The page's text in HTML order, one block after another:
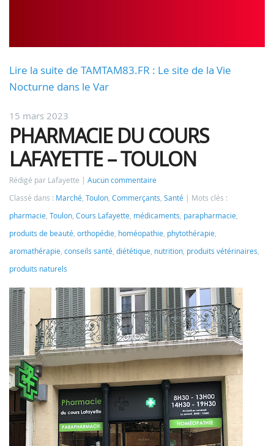
Lire la suite de TAMTAM83.FR : Le site de la Vie
Nocturne dans le Var
15 mars 2023
PHARMACIE DU COURS
LAFAYETTE – TOULON
Rédigé par Lafayette
Aucun commentaire
Classé dans : Marché, Toulon, Commerçants, Santé
Mots clés :
pharmacie, Toulon, Cours Lafayette, médicaments, parapharmacie,
produits de beauté, orthopédie, homéopathie, phytothérapie,
aromathérapie, conseils santé, diététique, nutrition, produits vétérinaires,
produits naturels